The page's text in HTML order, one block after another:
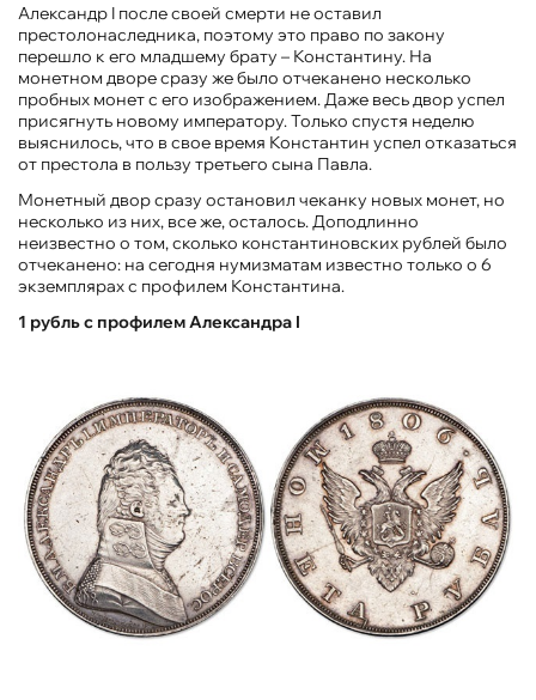
Александр I после своей смерти не оставил
престолонаследника, поэтому это право по закону
перешло к его младшему брату – Константину. На
монетном дворе сразу же было отчеканено несколько
пробных монет с его изображением. Даже весь двор успел
присягнуть новому императору. Только спустя неделю
выяснилось, что в свое время Константин успел отказаться
от престола в пользу третьего сына Павла.
Монетный двор сразу остановил чеканку новых монет, но
несколько из них, все же, осталось. Доподлинно
неизвестно о том, сколько константиновских рублей было
отчеканено: на сегодня нумизматам известно только о 6
экземплярах с профилем Константина.
1 рубль с профилем Александра I